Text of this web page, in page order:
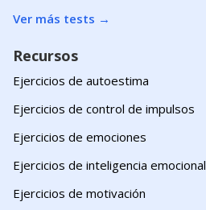
Ver más tests →
Recursos
Ejercicios de autoestima
Ejercicios de control de impulsos
Ejercicios de emociones
Ejercicios de inteligencia emocional
Ejercicios de motivación